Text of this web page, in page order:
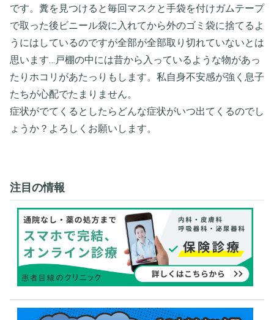
です。糞を見つけると毎回マスクと手袋を付けガムテープ
で取った後ビニール袋に入れてから外のゴミ袋に捨てるよ
うにはしているのですが全部が全部取り切れていないとは
思います…戸棚の中には昔から入っているような物があっ
たりホコリがあたっりもします。私自身不安感が強く息子
たちが心配でたまりません。
症状がでてくるとしたらどんな症状がいつ出てくるのでし
ょうか？よろしくお願いします。
注目の情報